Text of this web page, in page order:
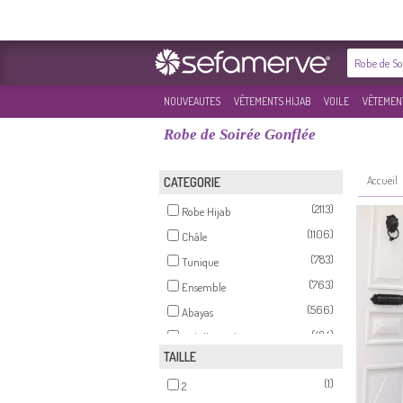
NOUVEAUTES VÊTEMENTS HIJAB VOILE
Robe de Soirée Gonflée
CATEGORIE
Robe Hijab
(2113)
Châle
(1106)
Tunique
(783)
Ensemble
(763)
Abayas
(566)
Habillé Hijab
(484)
Jupe
Pantalon
(223)
TAILLE
2
(1)
Accueil